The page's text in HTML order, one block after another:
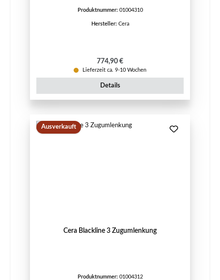
Produktnummer: 01004310
Hersteller: Cera
Regulärer Preis:
774,90 €
Lieferzeit ca. 9-10 Wochen
Details
Ausverkauft
Cera Blackline 3 Zugumlenkung
Produktnummer: 01004312